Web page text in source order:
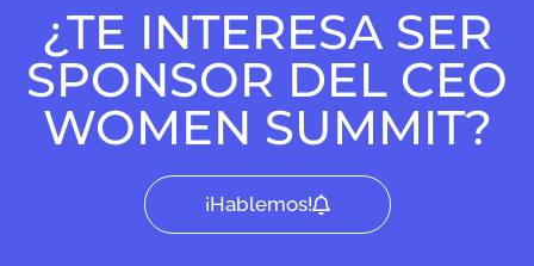
¿TE INTERESA SER
SPONSOR DEL CEO
WOMEN SUMMIT?
¡Hablemos!​